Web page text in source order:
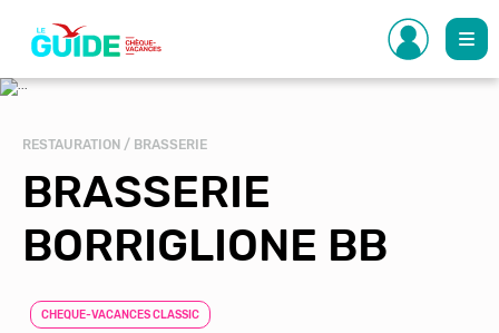
contenu
principal
RESTAURATION / BRASSERIE
BRASSERIE
BORRIGLIONE BB
CHEQUE-VACANCES CLASSIC